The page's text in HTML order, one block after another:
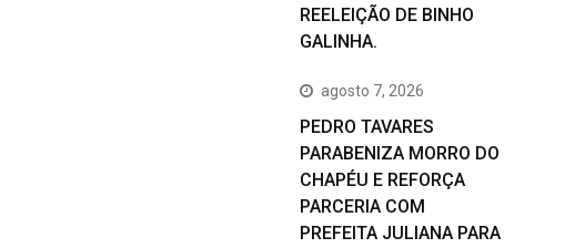
REELEIÇÃO DE BINHO
GALINHA.
agosto 7, 2026
PEDRO TAVARES
PARABENIZA MORRO DO
CHAPÉU E REFORÇA
PARCERIA COM
PREFEITA JULIANA PARA